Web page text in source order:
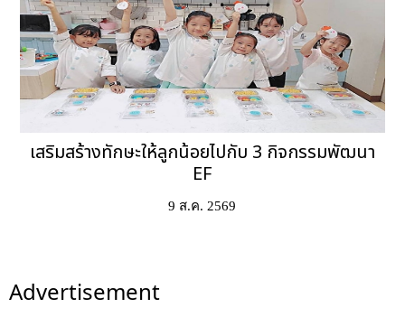
เสริมสร้างทักษะให้ลูกน้อยไปกับ 3 กิจกรรมพัฒนา
EF
9 ส.ค. 2569
Advertisement